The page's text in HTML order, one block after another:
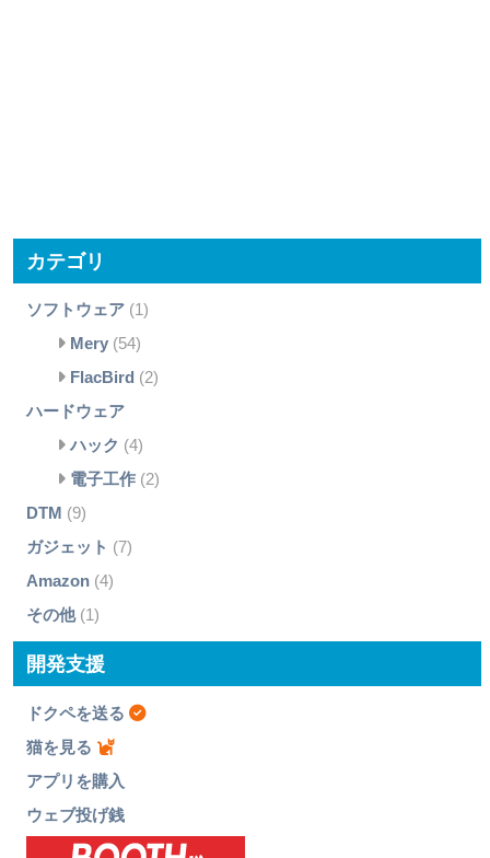
カテゴリ
ソフトウェア(1)
Mery(54)
FlacBird (2)
ハードウェア
ハック (4)
電子工作(2)
DTM (9)
ガジェット (7)
Amazon(4)
その他(1)
開発支援
ドクペを送る
猫を見る
アプリを購入
ウェブ投げ銭